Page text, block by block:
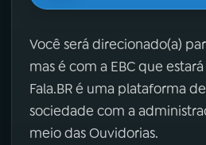
Você será direcionado(a)
mas é com a EBC que
Fala.BR é uma plataforma
sociedade com a
meio das Ouvidorias.